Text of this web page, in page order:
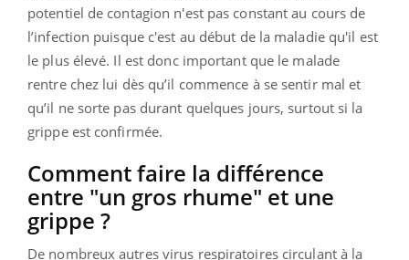
potentiel de contagion n'est pas constant au cours de
l’infection puisque c'est au début de la maladie qu'il est
le plus élevé. Il est donc important que le malade
rentre chez lui dès qu’il commence à se sentir mal et
qu’il ne sorte pas durant quelques jours, surtout si la
grippe est confirmée.
Comment faire la différence
entre "un gros rhume" et une
grippe ?
De nombreux autres virus respiratoires circulant à la